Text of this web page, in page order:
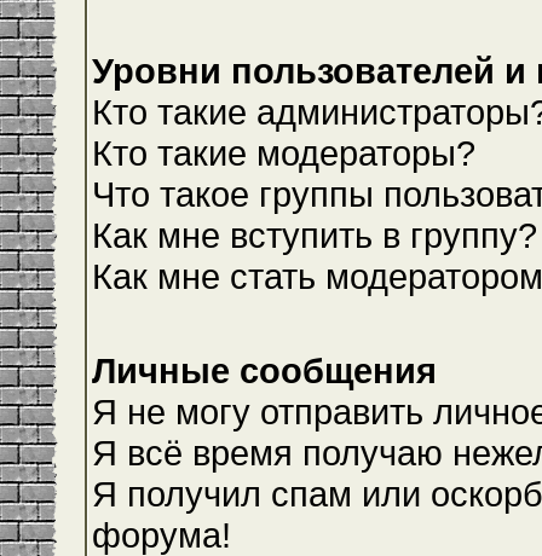
Уровни пользователей и
Кто такие
Кто такие модераторы?
Что такое группы
Как мне вступить в группу?
Как мне стать
Личные сообщения
Я не могу отправить
Я всё время получаю
Я получил спам или
форума!